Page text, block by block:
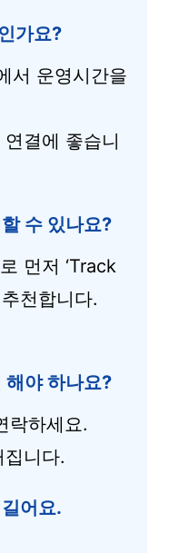
가요?
서 운영시간을
결에 좋습니
수 있나요?
먼저 ‘Track
천합니다.
해야 하나요?
락하세요.
니다.
어요.